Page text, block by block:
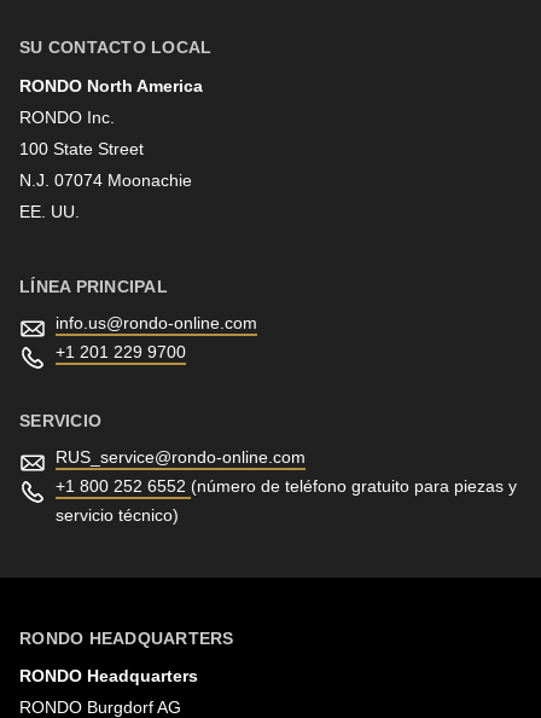
Apellido
SU CONTACTO LOCAL
RONDO North America
RONDO Inc.
100 State Street
N.J. 07074 Moonachie
EE. UU.
LÍNEA PRINCIPAL
info.us@rondo-online.com
+1 201 229 9700
SERVICIO
RUS_service@rondo-online.com
+1 800 252 6552 (número de teléfono gratuito para piezas y
servicio técnico)
RONDO HEADQUARTERS
RONDO Headquarters
RONDO Burgdorf AG